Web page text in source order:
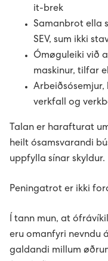
it-brek
Samanbrot ella
SEV, sum ikki
Ómøguleiki við
maskinur, tilfar
Arbeiðsósemjur,
verkfall og
Talan er harafturat
heilt ósamsvarandi
uppfylla sínar skyldur.
Peningatrot er ikki
Í tann mun, at
eru omanfyri nevndu
galdandi millum